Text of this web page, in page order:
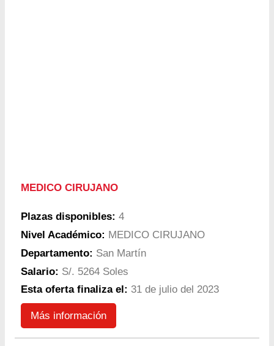
MEDICO CIRUJANO
Plazas disponibles: 4
Nivel Académico: MEDICO CIRUJANO
Departamento: San Martín
Salario: S/. 5264 Soles
Esta oferta finaliza el: 31 de julio del 2023
Más información